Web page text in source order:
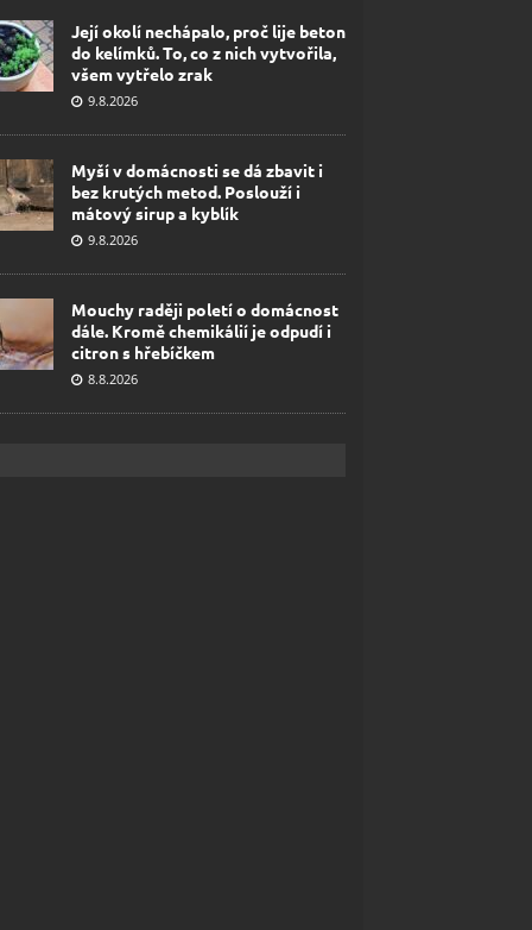
Její okolí nechápalo, proč lije beton
do kelímků. To, co z nich vytvořila,
všem vytřelo zrak
9.8.2026
Myší v domácnosti se dá zbavit i
bez krutých metod. Poslouží i
mátový sirup a kyblík
9.8.2026
Mouchy raději poletí o domácnost
dále. Kromě chemikálií je odpudí i
citron s hřebíčkem
8.8.2026